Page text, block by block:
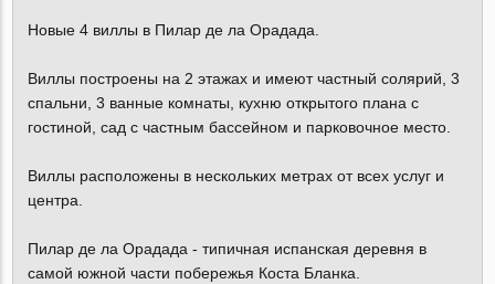
Новые 4 виллы в Пилар де ла Орадада.
Виллы построены на 2 этажах и имеют частный солярий, 3
спальни, 3 ванные комнаты, кухню открытого плана с
гостиной, сад с частным бассейном и парковочное место.
Виллы расположены в нескольких метрах от всех услуг и
центра.
Пилар де ла Орадада - типичная испанская деревня в
самой южной части побережья Коста Бланка.